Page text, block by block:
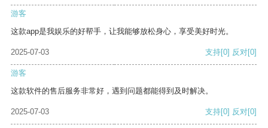
游客
这款app是我娱乐的好帮手，让我能够放松身心，享受美好时光。
2025-07-03 支持[0] 反对[0]
游客
这款软件的售后服务非常好，遇到问题都能得到及时解决。
2025-07-03 支持[0] 反对[0]